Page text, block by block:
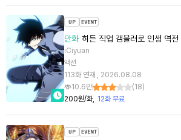
만화 히든 직업 갬블러로 인생 역전
iCiyuan
액션
113화 연재 , 2026.08.08
10.6만
(18)
200원/화
12화 무료